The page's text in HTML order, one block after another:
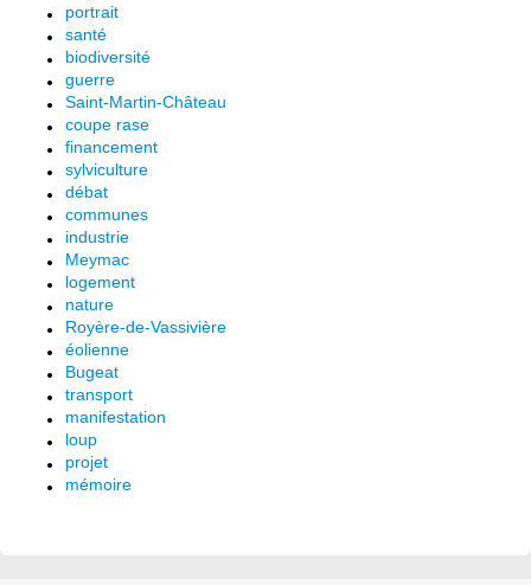
portrait
santé
biodiversité
guerre
Saint-Martin-Château
coupe rase
financement
sylviculture
débat
communes
industrie
Meymac
logement
nature
Royère-de-Vassivière
éolienne
Bugeat
transport
manifestation
loup
projet
mémoire